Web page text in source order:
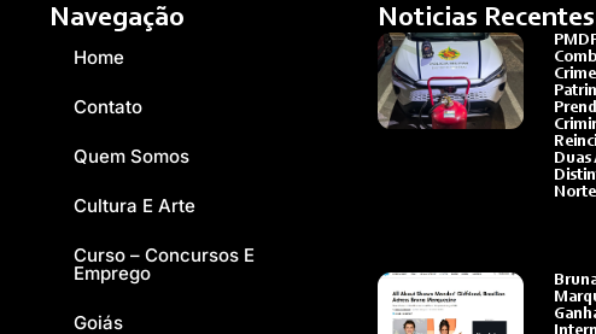
Navegação
Home
Contato
Quem Somos
Cultura E Arte
Curso – Concursos E
Emprego
Goiás
Noticias Recentes
Duas
Norte